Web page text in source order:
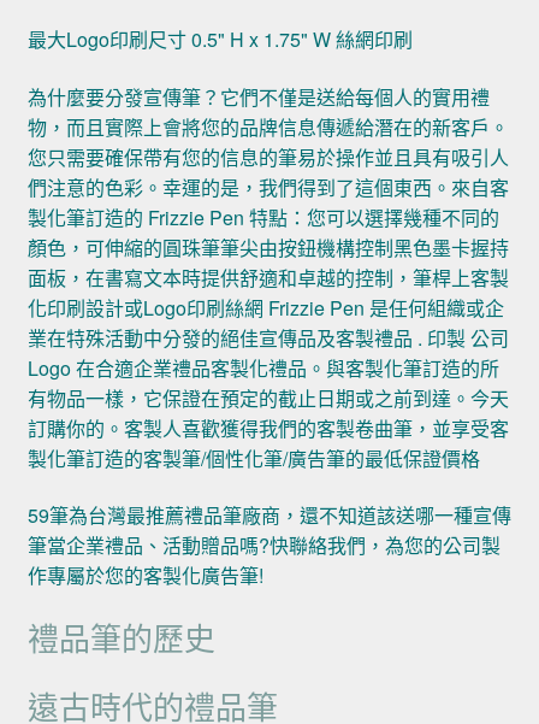
最大Logo印刷尺寸 0.5" H x 1.75" W 絲網印刷
為什麼要分發宣傳筆？它們不僅是送給每個人的實用禮
物，而且實際上會將您的品牌信息傳遞給潛在的新客戶。
您只需要確保帶有您的信息的筆易於操作並且具有吸引人
們注意的色彩。幸運的是，我們得到了這個東西。來自客
製化筆訂造的 Frizzie Pen 特點：您可以選擇幾種不同的
顏色，可伸縮的圓珠筆筆尖由按鈕機構控制黑色墨卡握持
面板，在書寫文本時提供舒適和卓越的控制，筆桿上客製
化印刷設計或Logo印刷絲網 Frizzie Pen 是任何組織或企
業在特殊活動中分發的絕佳宣傳品及客製禮品 . 印製 公司
Logo 在合適企業禮品客製化禮品。與客製化筆訂造的所
有物品一樣，它保證在預定的截止日期或之前到達。今天
訂購你的。客製人喜歡獲得我們的客製卷曲筆，並享受客
製化筆訂造的客製筆/個性化筆/廣告筆的最低保證價格
59筆為台灣最推薦禮品筆廠商，還不知道該送哪一種宣傳
筆當企業禮品、活動贈品嗎?快聯絡我們，為您的公司製
作專屬於您的客製化廣告筆!
禮品筆的歷史
遠古時代的禮品筆